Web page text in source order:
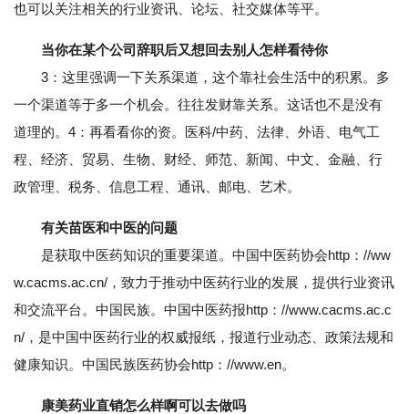
也可以关注相关的行业资讯、论坛、社交媒体等平。
当你在某个公司辞职后又想回去别人怎样看待你
3：这里强调一下关系渠道，这个靠社会生活中的积累。多
一个渠道等于多一个机会。往往发财靠关系。这话也不是没有
道理的。4：再看看你的资。医科/中药、法律、外语、电气工
程、经济、贸易、生物、财经、师范、新闻、中文、金融、行
政管理、税务、信息工程、通讯、邮电、艺术。
有关苗医和中医的问题
是获取中医药知识的重要渠道。中国中医药协会http：//ww
w.cacms.ac.cn/，致力于推动中医药行业的发展，提供行业资讯
和交流平台。中国民族。中国中医药报http：//www.cacms.ac.c
n/，是中国中医药行业的权威报纸，报道行业动态、政策法规和
健康知识。中国民族医药协会http：//www.en。
康美药业直销怎么样啊可以去做吗